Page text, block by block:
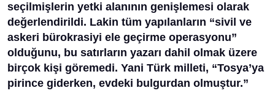
seçilmişlerin yetki alanının genişlemesi olarak
değerlendirildi. Lakin tüm yapılanların “sivil ve
askeri bürokrasiyi ele geçirme operasyonu”
olduğunu, bu satırların yazarı dahil olmak üzere
birçok kişi göremedi. Yani Türk milleti, “Tosya’ya
pirince giderken, evdeki bulgurdan olmuştur.”